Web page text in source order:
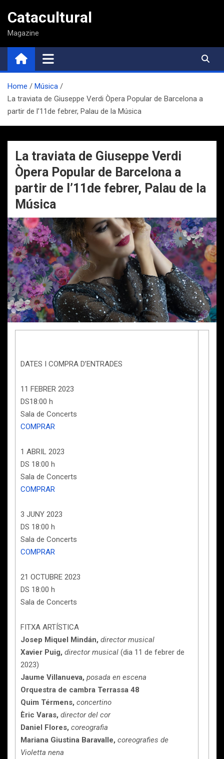
contenido
Catacultural
Magazine
Home
Música
La traviata de Giuseppe Verdi Òpera Popular de Barcelona a
partir de l’11de febrer, Palau de la Música
La traviata de Giuseppe Verdi
Òpera Popular de Barcelona a
partir de l’11de febrer, Palau de la
Música
DATES I COMPRA D’ENTRADES
11 FEBRER 2023
DS18:00 h
Sala de Concerts
COMPRAR
1 ABRIL 2023
DS 18:00 h
Sala de Concerts
COMPRAR
3 JUNY 2023
DS 18:00 h
Sala de Concerts
COMPRAR
21 OCTUBRE 2023
DS 18:00 h
Sala de Concerts
FITXA ARTÍSTICA
Josep Miquel Mindán, director musical
Xavier Puig, director musical (dia 11 de febrer de
2023)
Jaume Villanueva, posada en escena
Orquestra de cambra Terrassa 48
Quim Térmens, concertino
Èric Varas, director del cor
Daniel Flores, coreografia
Mariana Giustina Baravalle, coreografies de
Violetta nena